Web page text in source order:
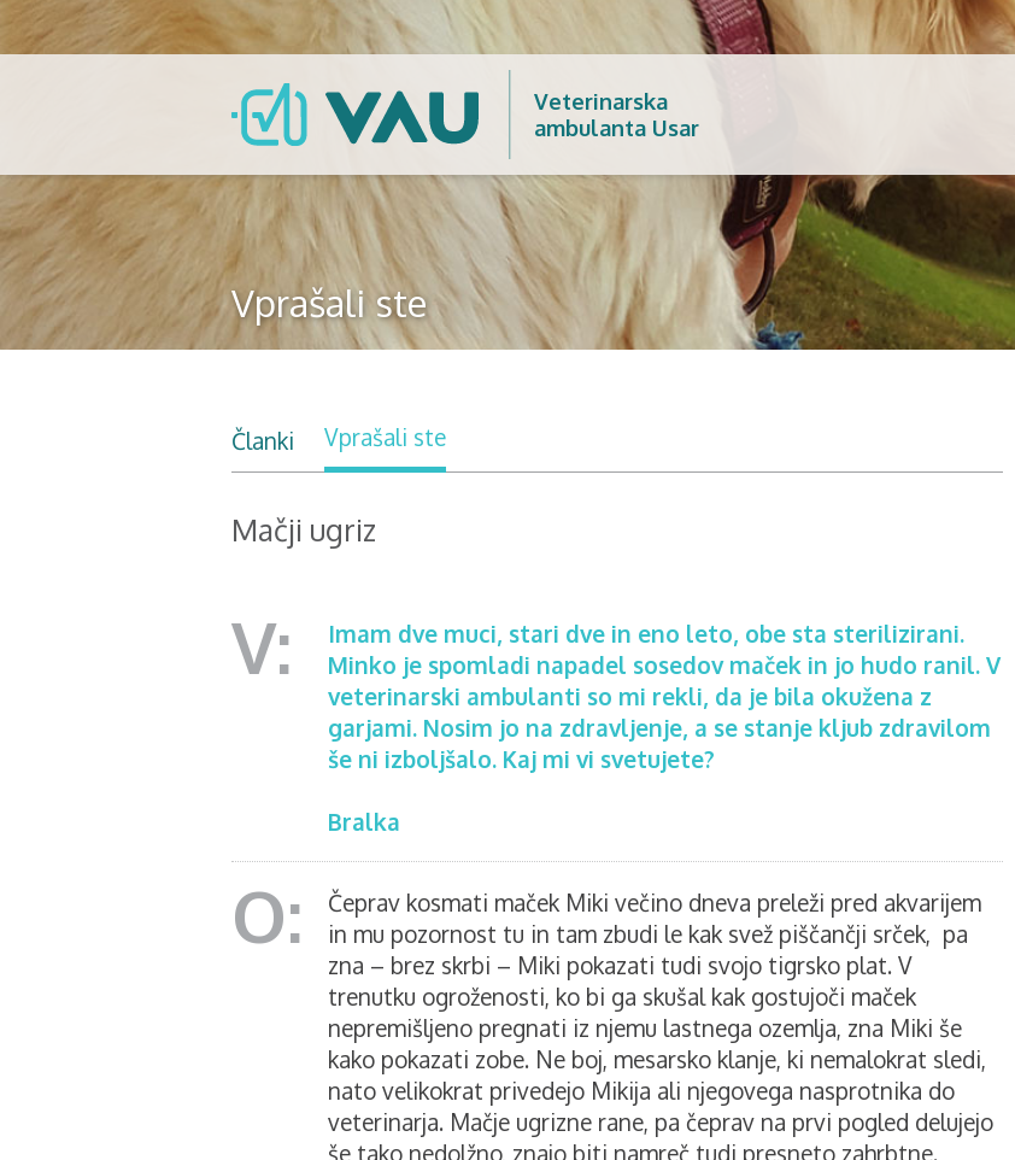
Veterinarska
ambulanta Usar
Vprašali ste
Članki Vprašali ste
Mačji ugriz
Imam dve muci, stari dve in eno leto, obe sta sterilizirani.
Minko je spomladi napadel sosedov maček in jo hudo ranil. V
veterinarski ambulanti so mi rekli, da je bila okužena z
garjami. Nosim jo na zdravljenje, a se stanje kljub zdravilom
še ni izboljšalo. Kaj mi vi svetujete?
Bralka
Čeprav kosmati maček Miki večino dneva preleži pred akvarijem
in mu pozornost tu in tam zbudi le kak svež piščančji srček, pa
zna – brez skrbi – Miki pokazati tudi svojo tigrsko plat. V
trenutku ogroženosti, ko bi ga skušal kak gostujoči maček
nepremišljeno pregnati iz njemu lastnega ozemlja, zna Miki še
kako pokazati zobe. Ne boj, mesarsko klanje, ki nemalokrat sledi,
nato velikokrat privedejo Mikija ali njegovega nasprotnika do
veterinarja. Mačje ugrizne rane, pa čeprav na prvi pogled delujejo
še tako nedolžno, znajo biti namreč tudi presneto zahrbtne.